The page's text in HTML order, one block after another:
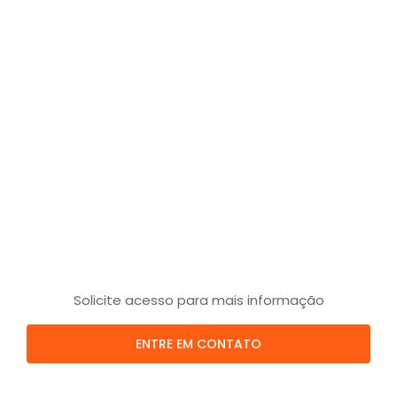
Solicite acesso para mais informação
ENTRE EM CONTATO